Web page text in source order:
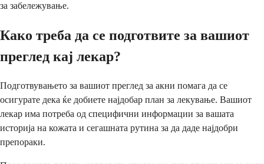
за забележување.
Како треба да се подготвите за вашиот
преглед кај лекар?
Подготвувањето за вашиот преглед за акни помага да се
осигурате дека ќе добиете најдобар план за лекување. Вашиот
лекар има потреба од специфични информации за вашата
историја на кожата и сегашната рутина за да даде најдобри
препораки.